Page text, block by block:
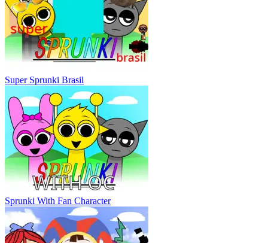
Super Sprunki Brasil
Sprunki With Fan Character